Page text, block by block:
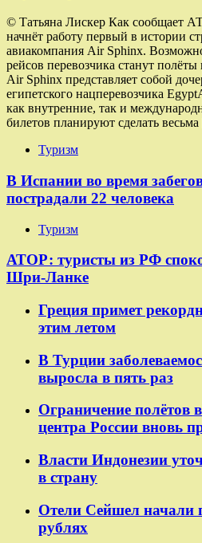
© Татьяна Лискер Как сообщает
начнёт работу первый в истории
авиакомпания Air Sphinx.
рейсов перевозчика станут
Air Sphinx представляет собой
египетского нацперевозчика
как внутренние, так и
билетов планируют сделать
Туризм
В Испании во время
пострадали 22 человека
Туризм
АТОР: туристы из РФ
Шри-Ланке
Греция примет
этим летом
В Турции
выросла в пять раз
Ограничение полётов
центра России вновь
Власти Индонезии
в страну
Отели Сейшел начали
рублях